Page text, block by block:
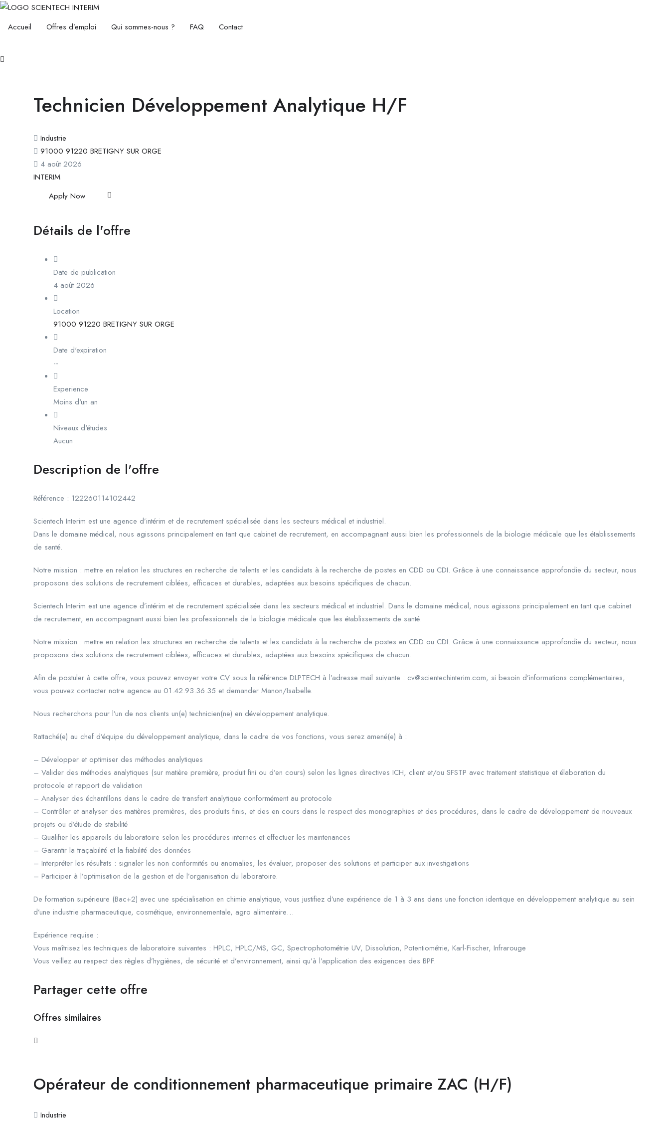
Accueil Offres d’emploi Qui sommes-nous ? FAQ Contact
Technicien Développement Analytique H/F
Industrie
91000 91220 BRETIGNY SUR ORGE
4 août 2026
INTERIM
Apply Now
Détails de l'offre
Date de publication
4 août 2026
Location
91000 91220 BRETIGNY SUR ORGE
Date d'expiration
--
Experience
Moins d'un an
Niveaux d'études
Aucun
Description de l'offre
Référence : 122260114102442
Scientech Interim est une agence d’intérim et de recrutement spécialisée dans les secteurs médical et industriel.
Dans le domaine médical, nous agissons principalement en tant que cabinet de recrutement, en accompagnant aussi bien les professionnels de la biologie médicale que les établissements
de santé.
Notre mission : mettre en relation les structures en recherche de talents et les candidats à la recherche de postes en CDD ou CDI. Grâce à une connaissance approfondie du secteur, nous
proposons des solutions de recrutement ciblées, efficaces et durables, adaptées aux besoins spécifiques de chacun.
Scientech Interim est une agence d’intérim et de recrutement spécialisée dans les secteurs médical et industriel. Dans le domaine médical, nous agissons principalement en tant que cabinet
de recrutement, en accompagnant aussi bien les professionnels de la biologie médicale que les établissements de santé.
Notre mission : mettre en relation les structures en recherche de talents et les candidats à la recherche de postes en CDD ou CDI. Grâce à une connaissance approfondie du secteur, nous
proposons des solutions de recrutement ciblées, efficaces et durables, adaptées aux besoins spécifiques de chacun.
Afin de postuler à cette offre, vous pouvez envoyer votre CV sous la référence DLPTECH à l’adresse mail suivante : cv@scientechinterim.com, si besoin d’informations complémentaires,
vous pouvez contacter notre agence au 01.42.93.36.35 et demander Manon/Isabelle.
Nous recherchons pour l’un de nos clients un(e) technicien(ne) en développement analytique.
Rattaché(e) au chef d’équipe du développement analytique, dans le cadre de vos fonctions, vous serez amené(e) à :
– Développer et optimiser des méthodes analytiques
– Valider des méthodes analytiques (sur matière première, produit fini ou d’en cours) selon les lignes directives ICH, client et/ou SFSTP avec traitement statistique et élaboration du
protocole et rapport de validation
– Analyser des échantillons dans le cadre de transfert analytique conformément au protocole
– Contrôler et analyser des matières premières, des produits finis, et des en cours dans le respect des monographies et des procédures, dans le cadre de développement de nouveaux
projets ou d’étude de stabilité
– Qualifier les appareils du laboratoire selon les procédures internes et effectuer les maintenances
– Garantir la traçabilité et la fiabilité des données
– Interpréter les résultats : signaler les non conformités ou anomalies, les évaluer, proposer des solutions et participer aux investigations
– Participer à l’optimisation de la gestion et de l’organisation du laboratoire.
De formation supérieure (Bac+2) avec une spécialisation en chimie analytique, vous justifiez d’une expérience de 1 à 3 ans dans une fonction identique en développement analytique au sein
d’une industrie pharmaceutique, cosmétique, environnementale, agro alimentaire…
Expérience requise :
Vous maîtrisez les techniques de laboratoire suivantes : HPLC, HPLC/MS, GC, Spectrophotométrie UV, Dissolution, Potentiométrie, Karl-Fischer, Infrarouge
Vous veillez au respect des règles d’hygiènes, de sécurité et d’environnement, ainsi qu’à l’application des exigences des BPF.
Partager cette offre
Offres similaires
Opérateur de conditionnement pharmaceutique primaire ZAC (H/F)
Industrie